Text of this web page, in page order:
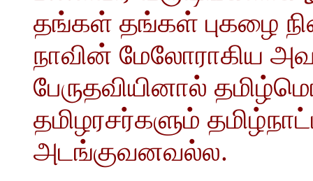
தங்கள் தங்கள் புகழை
நாவின் மேலோராகிய
பேருதவியினால்
தமிழரசர்களும்
அடங்குவனவல்ல.